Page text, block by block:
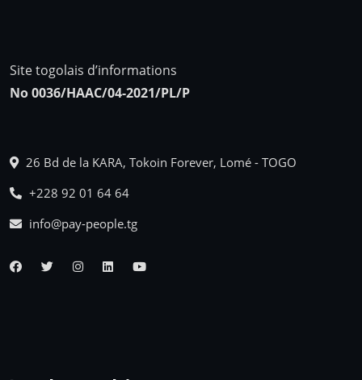
Site togolais d’informations
No 0036/HAAC/04-2021/PL/P
26 Bd de la KARA, Tokoin Forever, Lomé - TOGO
+228 92 01 64 64
info@pay-people.tg